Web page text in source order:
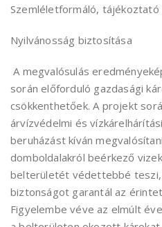
Szemléletformáló, tájékoztató
Nyilvánosság biztosítása
A megvalósulás
során előforduló gazdasági
csökkenthetőek. A projekt
árvízvédelmi és
beruházást kíván
domboldalakról beérkező
belterületét védettebbé teszi,
biztonságot garantál az
Figyelembe véve az elmúlt